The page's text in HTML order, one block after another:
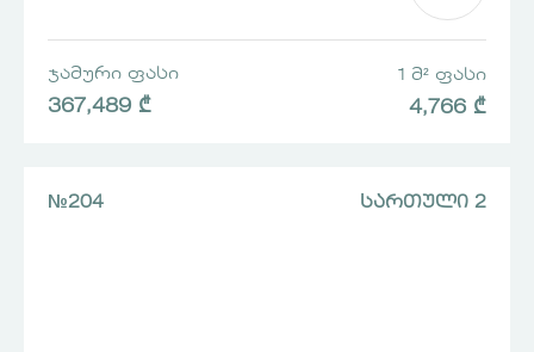
ᲯᲐᲛᲣᲠᲘ ᲤᲐᲡᲘ
367,489 ₾
1 Მ² ᲤᲐᲡᲘ
4,766 ₾
№204 ᲡᲐᲠᲗᲣᲚᲘ 2